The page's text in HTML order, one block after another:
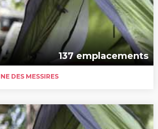
137 emplacements
DES MESSIRES